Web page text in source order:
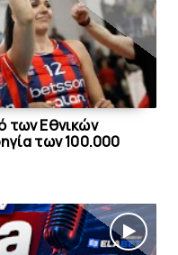
των Εθνικών
των 100.000